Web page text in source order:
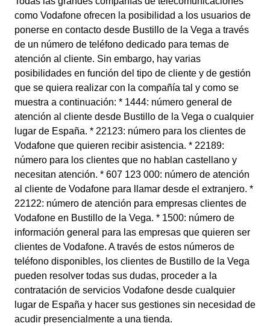
como Vodafone ofrecen la posibilidad a los usuarios de
ponerse en contacto desde Bustillo de la Vega a través
de un número de teléfono dedicado para temas de
atención al cliente. Sin embargo, hay varias
posibilidades en función del tipo de cliente y de gestión
que se quiera realizar con la compañía tal y como se
muestra a continuación: * 1444: número general de
atención al cliente desde Bustillo de la Vega o cualquier
lugar de España. * 22123: número para los clientes de
Vodafone que quieren recibir asistencia. * 22189:
número para los clientes que no hablan castellano y
necesitan atención. * 607 123 000: número de atención
al cliente de Vodafone para llamar desde el extranjero. *
22122: número de atención para empresas clientes de
Vodafone en Bustillo de la Vega. * 1500: número de
información general para las empresas que quieren ser
clientes de Vodafone. A través de estos números de
teléfono disponibles, los clientes de Bustillo de la Vega
pueden resolver todas sus dudas, proceder a la
contratación de servicios Vodafone desde cualquier
lugar de España y hacer sus gestiones sin necesidad de
acudir presencialmente a una tienda.